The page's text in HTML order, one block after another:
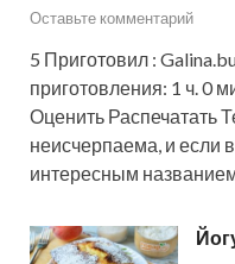
Оставьте комментарий
5 Приготовил :
приготовления: 1 ч. 0
Оценить Распечатать
неисчерпаема, и если
интересным